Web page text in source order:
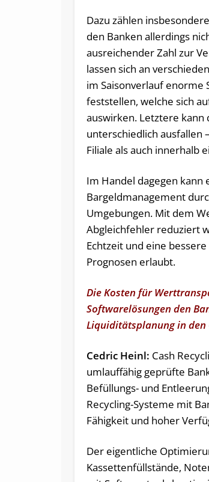
Dazu zählen
den Banken allerdings
ausreichender Zahl zur
lassen sich an
im Saisonverlauf enorme
feststellen, welche sich
auswirken. Letztere kann
unterschiedlich ausfallen
Filiale als auch innerhalb
Im Handel dagegen
Bargeldmanagement
Umgebungen. Mit dem
Abgleichfehler reduziert
Echtzeit und eine
Prognosen erlaubt.
Die Kosten für
Softwarelösungen den
Liquiditätsplanung in den
Cedric Heinl: Cash
umlauffähig geprüfte
Befüllungs- und
Recycling-Systeme mit
Fähigkeit und hoher
Der eigentliche
Kassettenfüllstände,